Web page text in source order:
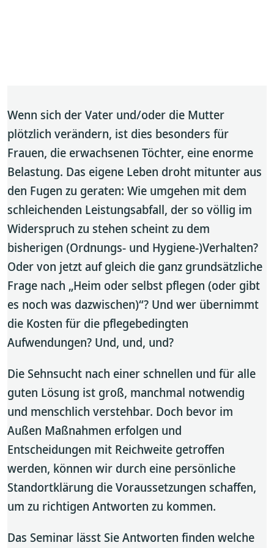
Wenn sich der Vater und/oder die Mutter
plötzlich verändern, ist dies besonders für
Frauen, die erwachsenen Töchter, eine enorme
Belastung. Das eigene Leben droht mitunter aus
den Fugen zu geraten: Wie umgehen mit dem
schleichenden Leistungsabfall, der so völlig im
Widerspruch zu stehen scheint zu dem
bisherigen (Ordnungs- und Hygiene-)Verhalten?
Oder von jetzt auf gleich die ganz grundsätzliche
Frage nach „Heim oder selbst pflegen (oder gibt
es noch was dazwischen)“? Und wer übernimmt
die Kosten für die pflegebedingten
Aufwendungen? Und, und, und?
Die Sehnsucht nach einer schnellen und für alle
guten Lösung ist groß, manchmal notwendig
und menschlich verstehbar. Doch bevor im
Außen Maßnahmen erfolgen und
Entscheidungen mit Reichweite getroffen
werden, können wir durch eine persönliche
Standortklärung die Voraussetzungen schaffen,
um zu richtigen Antworten zu kommen.
Das Seminar lässt Sie Antworten finden welche